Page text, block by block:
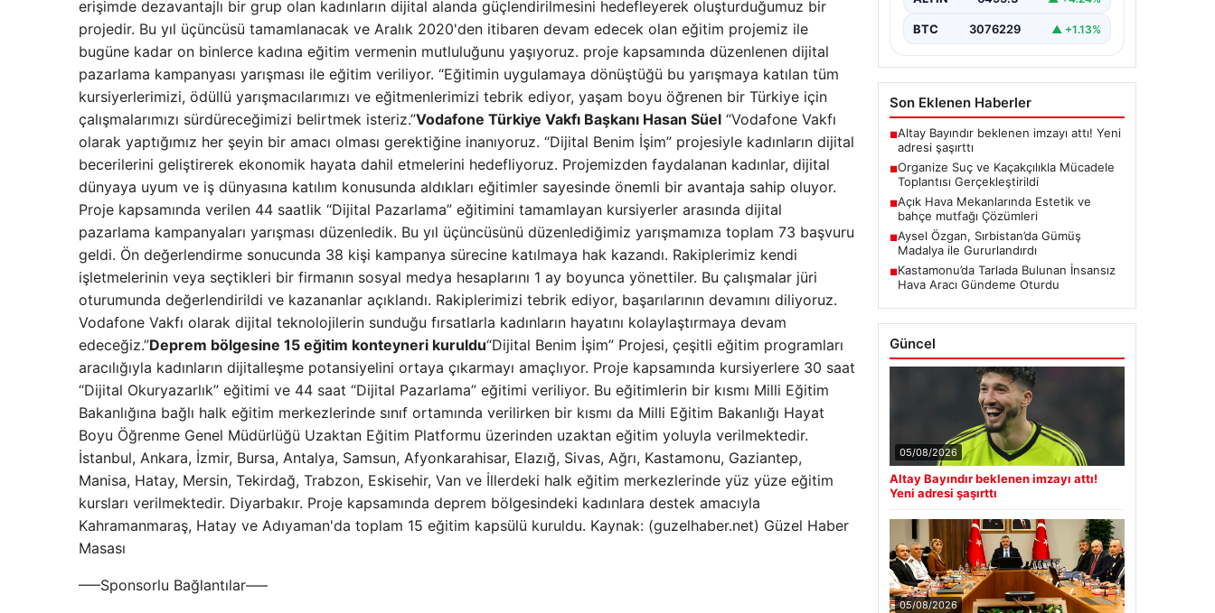
erişimde dezavantajlı bir grup olan kadınların dijital alanda güçlendirilmesini hedefleyerek oluşturduğumuz bir
projedir. Bu yıl üçüncüsü tamamlanacak ve Aralık 2020'den itibaren devam edecek olan eğitim projemiz ile
bugüne kadar on binlerce kadına eğitim vermenin mutluluğunu yaşıyoruz. proje kapsamında düzenlenen dijital
pazarlama kampanyası yarışması ile eğitim veriliyor. “Eğitimin uygulamaya dönüştüğü bu yarışmaya katılan tüm
kursiyerlerimizi, ödüllü yarışmacılarımızı ve eğitmenlerimizi tebrik ediyor, yaşam boyu öğrenen bir Türkiye için
çalışmalarımızı sürdüreceğimizi belirtmek isteriz.”Vodafone Türkiye Vakfı Başkanı Hasan Süel “Vodafone Vakfı
olarak yaptığımız her şeyin bir amacı olması gerektiğine inanıyoruz. “Dijital Benim İşim” projesiyle kadınların dijital
becerilerini geliştirerek ekonomik hayata dahil etmelerini hedefliyoruz. Projemizden faydalanan kadınlar, dijital
dünyaya uyum ve iş dünyasına katılım konusunda aldıkları eğitimler sayesinde önemli bir avantaja sahip oluyor.
Proje kapsamında verilen 44 saatlik “Dijital Pazarlama” eğitimini tamamlayan kursiyerler arasında dijital
pazarlama kampanyaları yarışması düzenledik. Bu yıl üçüncüsünü düzenlediğimiz yarışmamıza toplam 73 başvuru
geldi. Ön değerlendirme sonucunda 38 kişi kampanya sürecine katılmaya hak kazandı. Rakiplerimiz kendi
işletmelerinin veya seçtikleri bir firmanın sosyal medya hesaplarını 1 ay boyunca yönettiler. Bu çalışmalar jüri
oturumunda değerlendirildi ve kazananlar açıklandı. Rakiplerimizi tebrik ediyor, başarılarının devamını diliyoruz.
Vodafone Vakfı olarak dijital teknolojilerin sunduğu fırsatlarla kadınların hayatını kolaylaştırmaya devam
edeceğiz.”Deprem bölgesine 15 eğitim konteyneri kuruldu“Dijital Benim İşim” Projesi, çeşitli eğitim programları
aracılığıyla kadınların dijitalleşme potansiyelini ortaya çıkarmayı amaçlıyor. Proje kapsamında kursiyerlere 30 saat
“Dijital Okuryazarlık” eğitimi ve 44 saat “Dijital Pazarlama” eğitimi veriliyor. Bu eğitimlerin bir kısmı Milli Eğitim
Bakanlığına bağlı halk eğitim merkezlerinde sınıf ortamında verilirken bir kısmı da Milli Eğitim Bakanlığı Hayat
Boyu Öğrenme Genel Müdürlüğü Uzaktan Eğitim Platformu üzerinden uzaktan eğitim yoluyla verilmektedir.
İstanbul, Ankara, İzmir, Bursa, Antalya, Samsun, Afyonkarahisar, Elazığ, Sivas, Ağrı, Kastamonu, Gaziantep,
Manisa, Hatay, Mersin, Tekirdağ, Trabzon, Eskisehir, Van ve İllerdeki halk eğitim merkezlerinde yüz yüze eğitim
kursları verilmektedir. Diyarbakır. Proje kapsamında deprem bölgesindeki kadınlara destek amacıyla
Kahramanmaraş, Hatay ve Adıyaman'da toplam 15 eğitim kapsülü kuruldu. Kaynak: (guzelhaber.net) Güzel Haber
Masası
—–Sponsorlu Bağlantılar—–
konularını ele almak…
BTC 3076229 ▲ +1.13%
Son Eklenen Haberler
■Altay Bayındır beklenen imzayı attı! Yeni
adresi şaşırttı
■Organize Suç ve Kaçakçılıkla Mücadele
Toplantısı Gerçekleştirildi
■Açık Hava Mekanlarında Estetik ve
bahçe mutfağı Çözümleri
■Aysel Özgan, Sırbistan’da Gümüş
Madalya ile Gururlandırdı
■Kastamonu’da Tarlada Bulunan İnsansız
Hava Aracı Gündeme Oturdu
Güncel
05/08/2026
Altay Bayındır beklenen imzayı attı!
Yeni adresi şaşırttı
05/08/2026